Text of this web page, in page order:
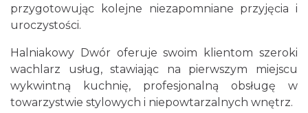
przygotowując kolejne niezapomniane przyjęcia i
uroczystości.
Halniakowy Dwór oferuje swoim klientom szeroki
wachlarz usług, stawiając na pierwszym miejscu
wykwintną kuchnię, profesjonalną obsługę w
towarzystwie stylowych i niepowtarzalnych wnętrz.